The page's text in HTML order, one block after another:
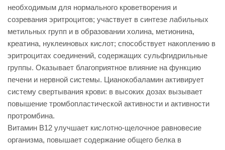
необходимым для нормального кроветворения и
созревания эритроцитов; участвует в синтезе лабильных
метильных групп и в образовании холина, метионина,
креатина, нуклеиновых кислот; способствует накоплению в
эритроцитах соединений, содержащих сульфгидрильные
группы. Оказывает благоприятное влияние на функцию
печени и нервной системы. Цианокобаламин активирует
систему свертывания крови: в высоких дозах вызывает
повышение тромбопластической активности и активности
протромбина.
Витамин В12 улучшает кислотно-щелочное равновесие
организма, повышает содержание общего белка в